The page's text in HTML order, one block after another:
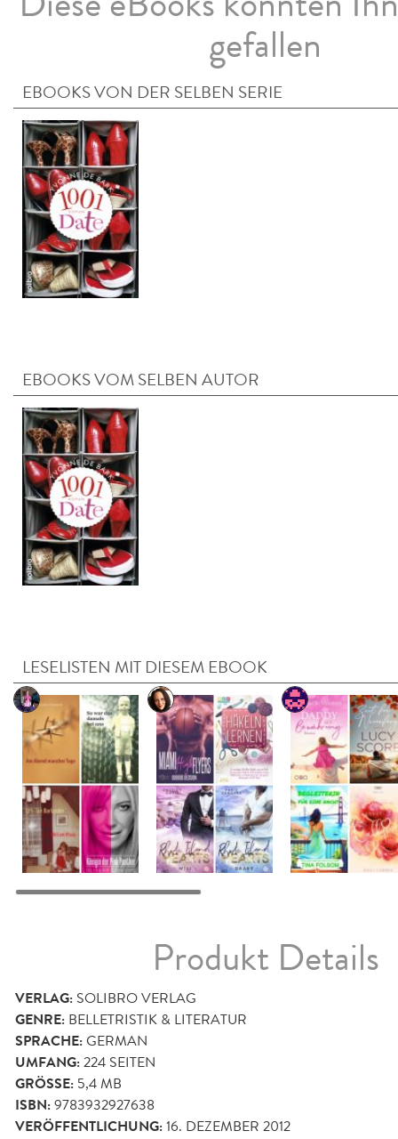
gefallen
EBOOKS VON DER SELBEN SERIE
EBOOKS VOM SELBEN AUTOR
LESELISTEN MIT DIESEM EBOOK
Produkt Details
VERLAG: SOLIBRO VERLAG
GENRE: BELLETRISTIK & LITERATUR
SPRACHE:GERMAN
UMFANG:224 SEITEN
GRÖSSE: 5,4 MB
ISBN:9783932927638
VERÖFFENTLICHUNG:16. DEZEMBER 2012